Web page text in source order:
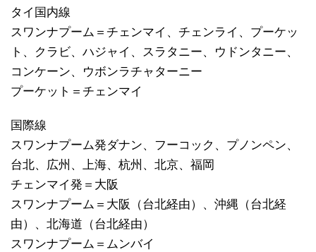
タイ国内線
スワンナプーム＝チェンマイ、チェンライ、プーケッ
ト、クラビ、ハジャイ、スラタニー、ウドンタニー、
コンケーン、ウボンラチャターニー
プーケット＝チェンマイ
国際線
スワンナプーム発ダナン、フーコック、プノンペン、
台北、広州、上海、杭州、北京、福岡
チェンマイ発＝大阪
スワンナプーム＝大阪（台北経由）、沖縄（台北経
由）、北海道（台北経由）
スワンナプーム＝ムンバイ